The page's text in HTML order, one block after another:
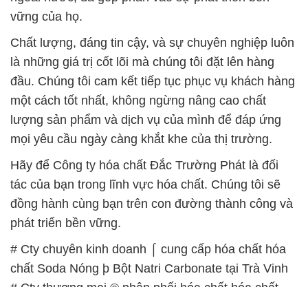
một cách tốt nhất, không ngừng nâng cao chất
lượng sản phẩm và dịch vụ của mình để đáp ứng
mọi yêu cầu ngày càng khắt khe của thị trường.
Hãy để Công ty hóa chất Đắc Trường Phát là đối
tác của bạn trong lĩnh vực hóa chất. Chúng tôi sẽ
đồng hành cùng bạn trên con đường thành công và
phát triển bền vững.
# Cty chuyên kinh doanh ⌠ cung cấp hóa chất hóa
chất Soda Nóng þ Bột Natri Carbonate tại Trà Vinh
# Cty thương mại © phân phối hóa chất hóa chất
Soda Nóng þ Bột Natri Carbonate tại Trà Vinh
# Công ty chuyên thương mại ← cung cấp hóa chất
hóa chất Soda Nóng þ Bột Natri Carbonate tại Trà